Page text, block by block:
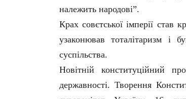
належить народові”.
Крах совєтської імперії став
узаконював тоталітаризм і
суспільства.
Новітній конституційний
державності. Творення